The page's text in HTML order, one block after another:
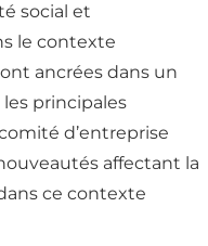
social et
le contexte
ancrées dans un
principales
d’entreprise
affectant la
ce contexte